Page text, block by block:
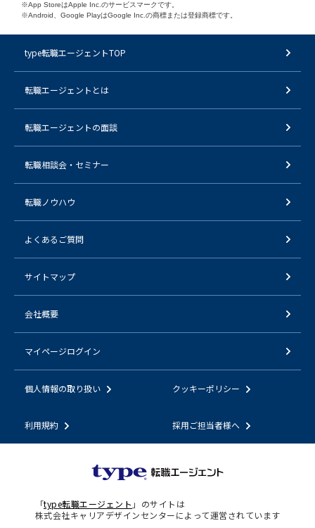
※App StoreはApple Inc.のサービスマークです。
※Android、Google PlayはGoogle Inc.の商標または登録商標です。
type転職エージェントTOP
転職エージェントとは
転職エージェントの面談
転職相談会・セミナー
転職ノウハウ
よくあるご質問
サイトマップ
会社概要
マイページログイン
個人情報の取り扱い クッキーポリシー
利用規約 採用ご担当者様へ
「type転職エージェント 」のサイトは
株式会社キャリアデザインセンターによって運営されています